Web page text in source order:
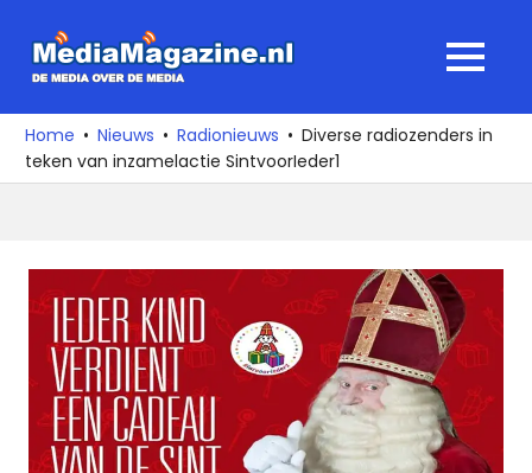
naar
media
over
de
MENU
Home Nieuws Radionieuws
Diverse radiozenders in
teken van inzamelactie SintvoorIeder1